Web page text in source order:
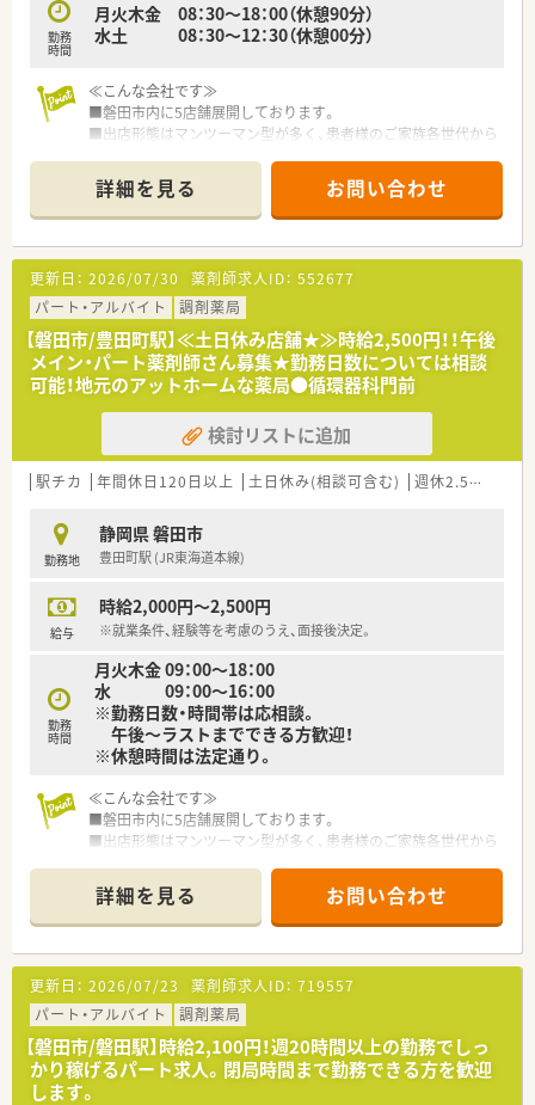
勤務
時間
月火木金 08：30～18：00（休憩90分）
水土 08：30～12：30（休憩00分）
≪こんな会社です≫
■磐田市内に5店舗展開しております。
■出店形態はマンツーマン型が多く、患者様のご家族各世代から
■かかりつけ薬局として従業員は積極的に認定薬剤師を取得し
ております。
■今後も同地域に根ざした地域医療、無理な異動の心配もござい
ません。
≪薬局について≫
■豊田町駅より徒歩5分にございます。立地◎
■小児科クリニック門前です。
詳細を見る お問い合わせ
更新日： 2026/07/30 薬剤師求人ID： 552677
パート・アルバイト
調剤薬局
【磐田市/豊田町駅】≪土日休み店舗★≫時給2,500円！！午後
メイン・パート薬剤師さん募集★勤務日数については相談
可能！地元のアットホームな薬局●循環器科門前
検討リストに追加
駅チカ 年間休日120日以上 土日休み(相談可含む) 週休2.5日以上
勤務地
静岡県 磐田市
豊田町駅 (JR東海道本線)
給与
時給2,000円～2,500円
※就業条件、経験等を考慮のうえ、面接後決定。
勤務
時間
月火木金 09：00～18：00
水 09：00～16：00
※勤務日数・時間帯は応相談。
午後～ラストまでできる方歓迎！
※休憩時間は法定通り。
≪こんな会社です≫
■磐田市内に5店舗展開しております。
■出店形態はマンツーマン型が多く、患者様のご家族各世代から
■かかりつけ薬局として従業員は積極的に認定薬剤師を取得し
ております。
■今後も同地域に根ざした地域医療、無理な異動の心配もござい
ません。
≪薬局について≫
■循環器科クリニック門前！
■嬉しい土日祝お休みの店舗です。
■18時閉局の薬局です。
詳細を見る お問い合わせ
更新日： 2026/07/23 薬剤師求人ID： 719557
パート・アルバイト
調剤薬局
【磐田市/磐田駅】時給2,100円！週20時間以上の勤務でしっ
かり稼げるパート求人。閉局時間まで勤務できる方を歓迎
します。